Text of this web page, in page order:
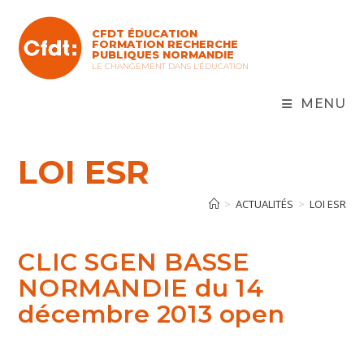
content
CFDT ÉDUCATION
FORMATION RECHERCHE
PUBLIQUES NORMANDIE
LE CHANGEMENT DANS L'ÉDUCATION
MENU
LOI ESR
> ACTUALITÉS > LOI ESR
CLIC SGEN BASSE
NORMANDIE du 14
décembre 2013 open